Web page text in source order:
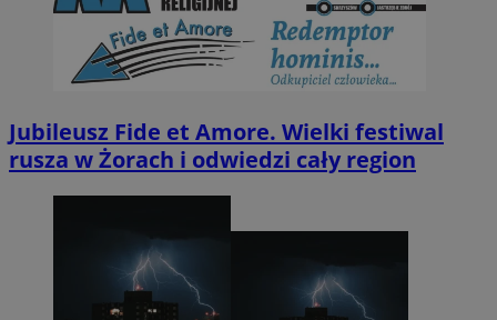
Jubileusz Fide et Amore. Wielki festiwal
rusza w Żorach i odwiedzi cały region